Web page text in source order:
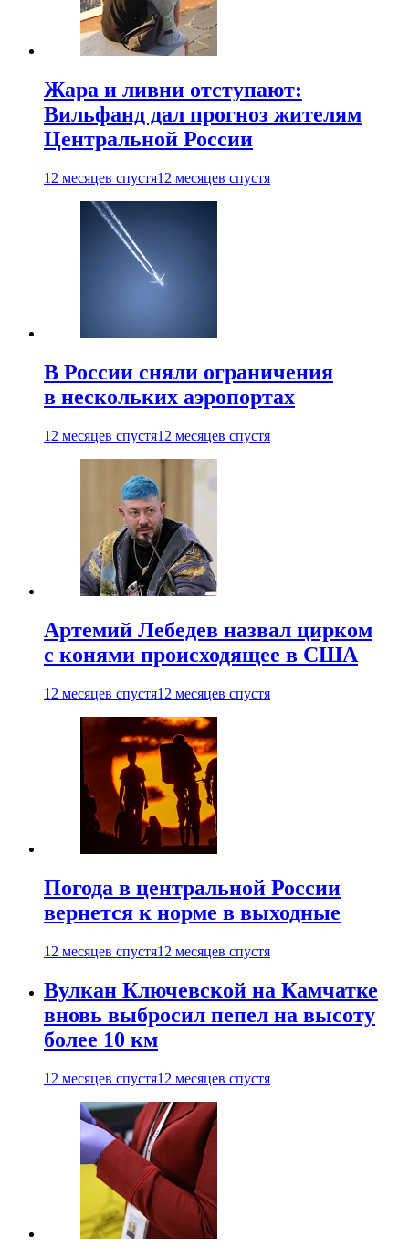
Жара и ливни отступают:
Вильфанд дал прогноз жителям
Центральной России
12 месяцев спустя12 месяцев спустя
В России сняли ограничения
в нескольких аэропортах
12 месяцев спустя12 месяцев спустя
Артемий Лебедев назвал цирком
с конями происходящее в США
12 месяцев спустя12 месяцев спустя
Погода в центральной России
вернется к норме в выходные
12 месяцев спустя12 месяцев спустя
Вулкан Ключевской на Камчатке
вновь выбросил пепел на высоту
более 10 км
12 месяцев спустя12 месяцев спустя